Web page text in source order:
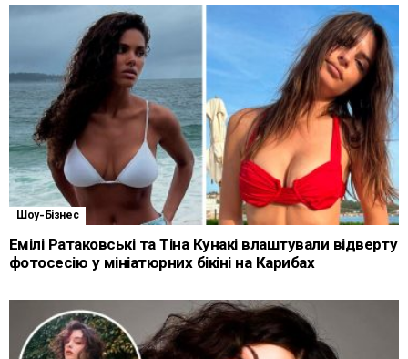
Шоу-Бізнес
Емілі Ратаковські та Тіна Кунакі влаштували відверту
фотосесію у мініатюрних бікіні на Карибах